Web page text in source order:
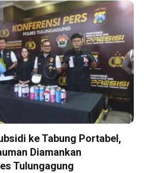
ke Tabung Portabel,
Diamankan
Tulungagung